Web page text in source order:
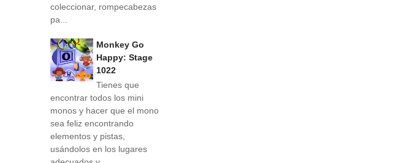
coleccionar, rompecabezas
pa...
Monkey Go
Happy: Stage
1022
Tienes que
encontrar todos los mini
monos y hacer que el mono
sea feliz encontrando
elementos y pistas,
usándolos en los lugares